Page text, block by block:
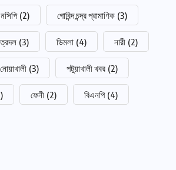
(2) গোবিন্দ চন্দ্র প্রামাণিক (3)
(3) ডিমলা (4) নারী (2)
নোয়াখালী (3) পটুয়াখালী খবর (2)
ফেনী (2) বিএনপি (4)